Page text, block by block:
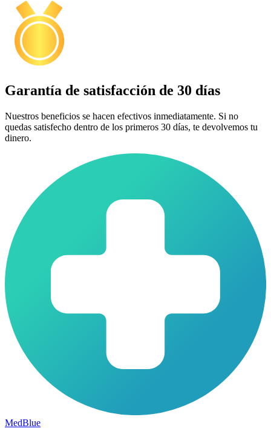
Garantía de satisfacción de 30 días
Nuestros beneficios se hacen efectivos inmediatamente. Si no
quedas satisfecho dentro de los primeros 30 días, te devolvemos tu
dinero.
MedBlue